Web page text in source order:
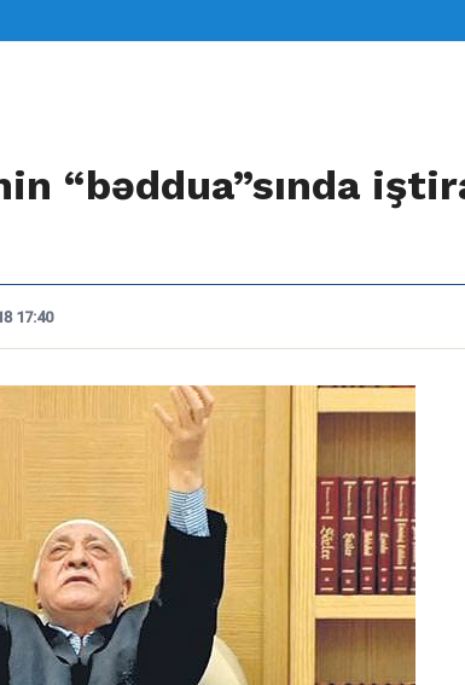
“bəddua”sında
17:40